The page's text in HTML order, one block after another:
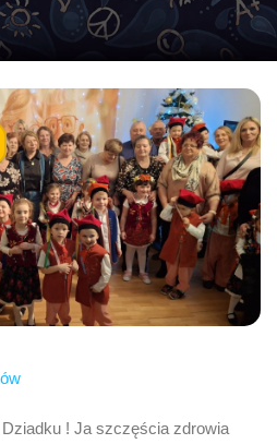
! Ja szczęścia zdrowia